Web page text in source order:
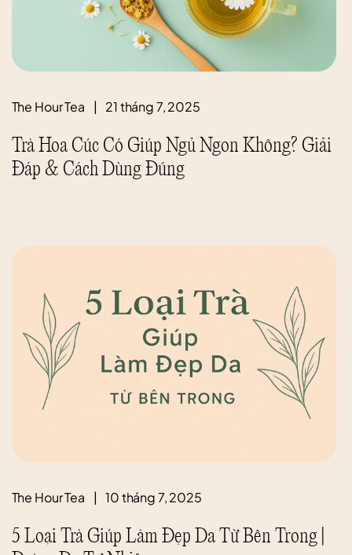
The Hour Tea | 21 tháng 7, 2025
Trà Hoa Cúc Có Giúp Ngủ Ngon Không? Giải
Đáp & Cách Dùng Đúng
The Hour Tea | 10 tháng 7, 2025
5 Loại Trà Giúp Làm Đẹp Da Từ Bên Trong |